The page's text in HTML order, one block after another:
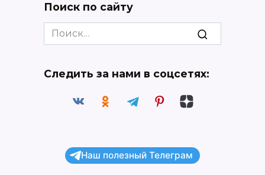
Поиск по сайту
Search
for:
Следить за нами в соцсетях:
Наш полезный Телеграм